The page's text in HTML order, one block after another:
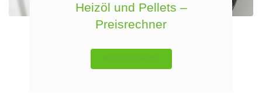
Heizöl und Pellets –
Preisrechner